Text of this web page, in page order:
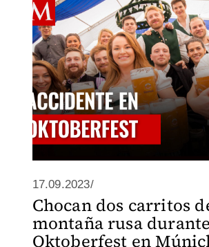
17.09.2023/
Chocan dos carritos
montaña rusa durante
Oktoberfest en